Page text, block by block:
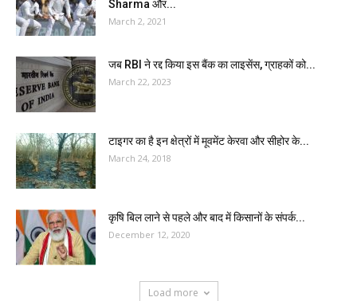
Sharma और...
March 2, 2021
जब RBI ने रद्द क‍िया इस बैंक का लाइसेंस, ग्राहकों को...
March 22, 2023
टाइगर का है इन क्षेत्रों में मूवमेंट केरवा और सीहोर के...
March 24, 2018
कृषि बिल लाने से पहले और बाद में किसानों के संपर्क...
December 12, 2020
Load more